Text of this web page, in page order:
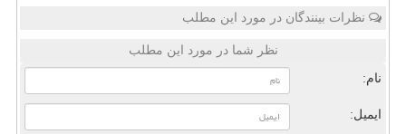
نظرات بینندگان در مورد این مطلب
نظر شما در مورد این مطلب
نام:
ایمیل: